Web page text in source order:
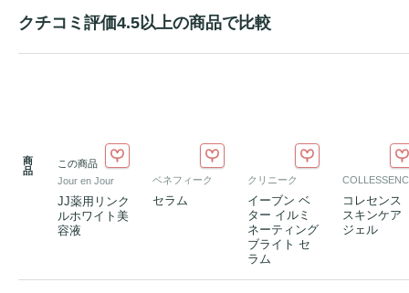
クチコミ評価4.5以上の商品で比較
商
品
この商品
Jour en Jour
JJ薬用リンク
ルホワイト美
容液
ベネフィーク
セラム
クリニーク
イーブン ベ
ター イルミ
ネーティング
ブライト セ
ラム
コレセンス
スキンケア
ジェル